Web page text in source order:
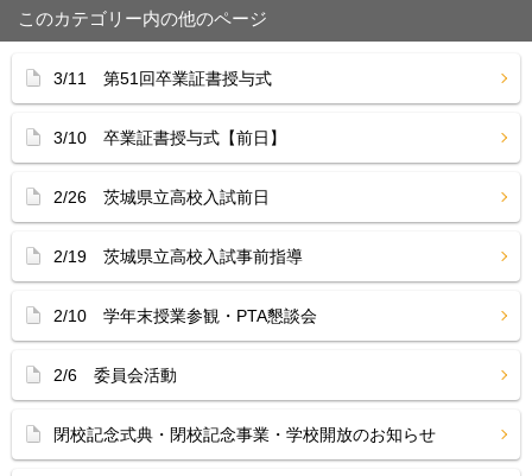
このカテゴリー内の他のページ
3/11 第51回卒業証書授与式
3/10 卒業証書授与式【前日】
2/26 茨城県立高校入試前日
2/19 茨城県立高校入試事前指導
2/10 学年末授業参観・PTA懇談会
2/6 委員会活動
閉校記念式典・閉校記念事業・学校開放のお知らせ